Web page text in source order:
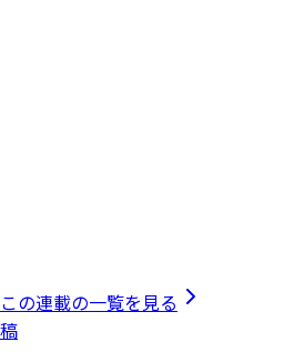
この連載の一覧を見る